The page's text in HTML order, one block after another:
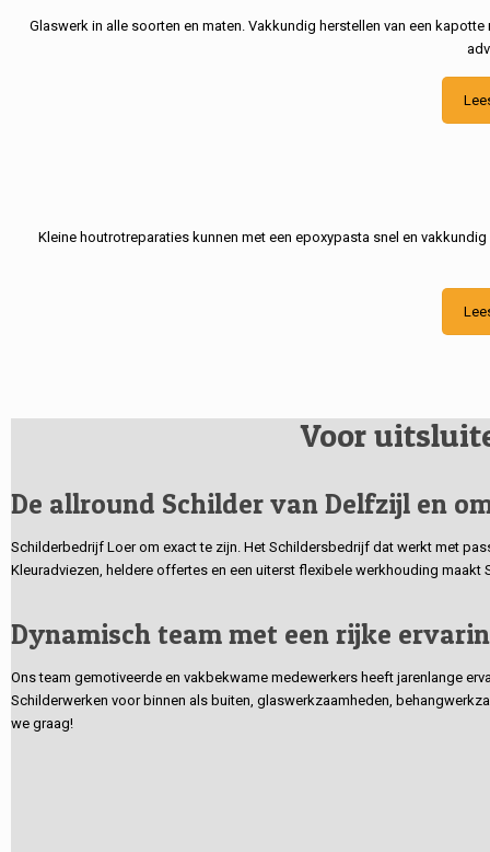
Glaswerk in alle soorten en maten. Vakkundig herstellen van een
Kleine houtrotreparaties kunnen met een epoxypasta snel en
Voor
De allround Schilder van Delfzijl en
Schilderbedrijf Loer om exact te zijn. Het Schildersbedrijf dat werkt met
Kleuradviezen, heldere offertes en een uiterst flexibele werkhouding
Dynamisch team met een rijke
Ons team gemotiveerde en vakbekwame medewerkers heeft jarenlange
Schilderwerken voor binnen als buiten, glaswerkzaamheden,
we graag!